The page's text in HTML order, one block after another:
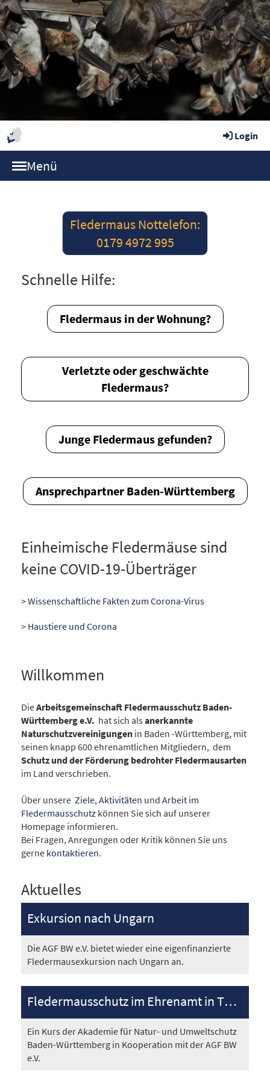
Login
Menü
Fledermaus Nottelefon:
0179 4972 995
Schnelle Hilfe:
Fledermaus in der Wohnung?
Verletzte oder geschwächte
Fledermaus?
Junge Fledermaus gefunden?
Ansprechpartner Baden-Württemberg
Einheimische Fledermäuse sind
keine COVID-19-Überträger
>Wissenschaftliche Fakten zum Corona-Virus
> Haustiere und Corona
Willkommen
DieArbeitsgemeinschaft Fledermausschutz Baden-
Württemberg e.V. hat sich alsanerkannte
Naturschutzvereinigungen in Baden -Württemberg, mit
seinen knapp 600 ehrenamtlichen Mitgliedern, dem
Schutz und der Förderung bedrohter Fledermausarten
im Land verschrieben.
Über unsere Ziele, Aktivitäten und Arbeit im
Fledermausschutz können Sie sich auf unserer
Homepage informieren.
Bei Fragen, Anregungen oder Kritik können Sie uns
gerne kontaktieren.
Aktuelles
Exkursion nach Ungarn
Die AGF BW e.V. bietet wieder eine eigenfinanzierte
Fledermausexkursion nach Ungarn an.
Fledermausschutz im Ehrenamt in Theorie und Praxis 2026
Ein Kurs der Akademie für Natur- und Umweltschutz
Baden-Württemberg in Kooperation mit der AGF BW
e.V.